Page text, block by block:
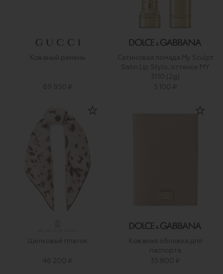
Кожаный ремень
69 950 ₽
Сатиновая помада My Sculpt
Satin Lip Stylo, оттенок MY
31.10 (2g)
5 100 ₽
Шелковый платок
46 200 ₽
Кожаная обложка для
паспорта
35 800 ₽